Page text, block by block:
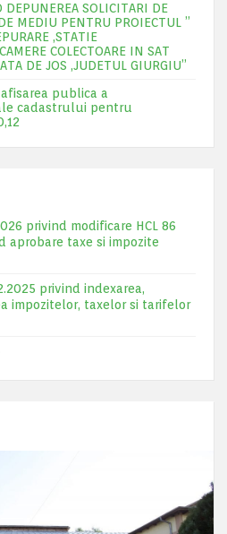
SOLICITARI DE
MEDIU PENTRU PROIECTUL ”
,STATIE
COLECTOARE IN SAT
DE JOS ,JUDETUL GIURGIU”
publica a
cadastrului pentru
privind modificare HCL 86
aprobare taxe si impozite
privind indexarea,
impozitelor, taxelor si tarifelor